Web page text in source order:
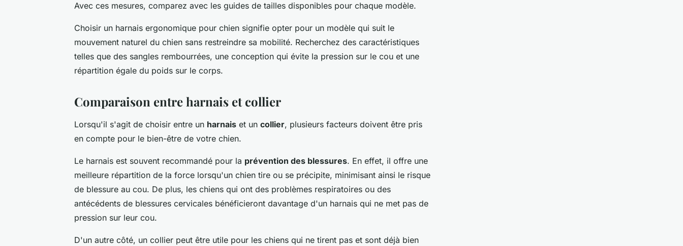
Avec ces mesures, comparez avec les guides de tailles disponibles pour chaque modèle.
Choisir un harnais ergonomique pour chien signifie opter pour un modèle qui suit le
mouvement naturel du chien sans restreindre sa mobilité. Recherchez des caractéristiques
telles que des sangles rembourrées, une conception qui évite la pression sur le cou et une
répartition égale du poids sur le corps.
Comparaison entre harnais et collier
Lorsqu'il s'agit de choisir entre un harnais et un collier, plusieurs facteurs doivent être pris
en compte pour le bien-être de votre chien.
Le harnais est souvent recommandé pour la prévention des blessures. En effet, il offre une
meilleure répartition de la force lorsqu'un chien tire ou se précipite, minimisant ainsi le risque
de blessure au cou. De plus, les chiens qui ont des problèmes respiratoires ou des
antécédents de blessures cervicales bénéficieront davantage d'un harnais qui ne met pas de
pression sur leur cou.
D'un autre côté, un collier peut être utile pour les chiens qui ne tirent pas et sont déjà bien